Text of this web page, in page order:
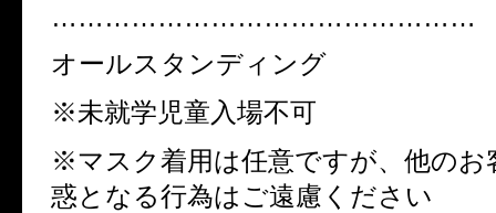
…………………………………………
オールスタンディング
※未就学児童入場不可
※マスク着用は任意ですが、他のお
惑となる行為はご遠慮ください